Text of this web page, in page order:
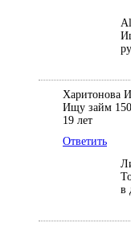
Харитонова
Ищу займ
19 лет
Ответить
в